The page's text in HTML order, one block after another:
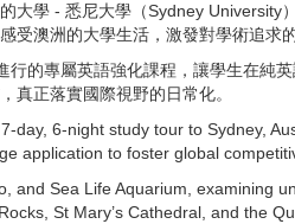
學 - 悉尼大學（Sydney
受澳洲的大學生活，激發對學術追求的
的專屬英語強化課程，讓學生在純
真正落實國際視野的日常化。
6-night study tour to Sydney,
application to foster global
Sea Life Aquarium, examining
St Mary’s Cathedral, and the